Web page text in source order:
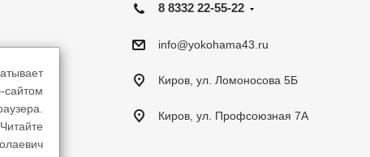
8 8332 22-55-22
info@yokohama43.ru
Киров, ул. Ломоносова 5Б
Киров, ул. Профсоюзная 7А